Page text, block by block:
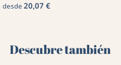
desde 20,07 €
Descubre también 🌻